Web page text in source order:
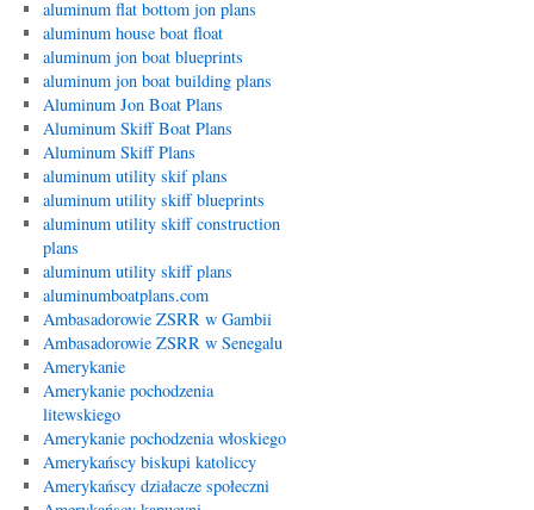
aluminum flat bottom jon plans
aluminum house boat float
aluminum jon boat blueprints
aluminum jon boat building plans
Aluminum Jon Boat Plans
Aluminum Skiff Boat Plans
Aluminum Skiff Plans
aluminum utility skif plans
aluminum utility skiff blueprints
aluminum utility skiff construction
plans
aluminum utility skiff plans
aluminumboatplans.com
Ambasadorowie ZSRR w Gambii
Ambasadorowie ZSRR w Senegalu
Amerykanie
Amerykanie pochodzenia
litewskiego
Amerykanie pochodzenia włoskiego
Amerykańscy biskupi katoliccy
Amerykańscy działacze społeczni